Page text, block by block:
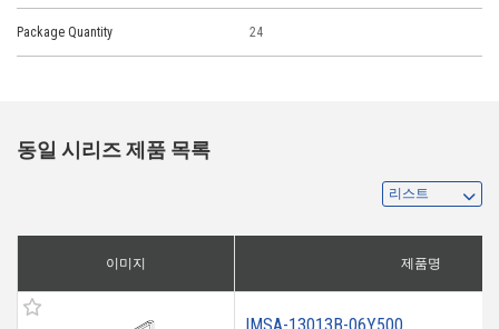
Package Quantity 24
동일 시리즈 제품 목록
이미지 제품명